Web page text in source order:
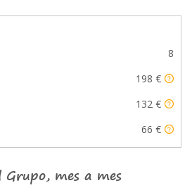
8
198 €
132 €
66 €
Grupo, mes a mes